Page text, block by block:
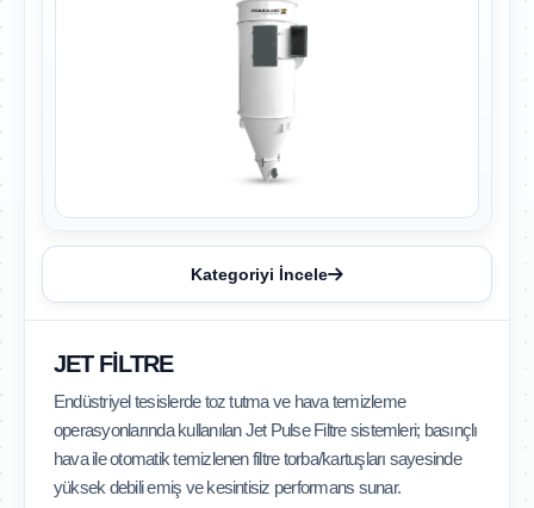
Kategoriyi İncele
JET FILTRE
Endüstriyel tesislerde toz tutma ve hava temizleme
operasyonlarında kullanılan Jet Pulse Filtre sistemleri; basınçlı
hava ile otomatik temizlenen filtre torba/kartuşları sayesinde
yüksek debili emiş ve kesintisiz performans sunar.